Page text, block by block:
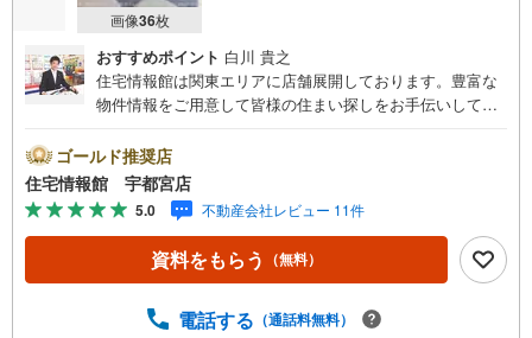
画像36枚
おすすめポイント 白川 貴之
住宅情報館は関東エリアに店舗展開しております。豊富な
物件情報をご用意して皆様の住まい探しをお手伝いしてお
さい。【営業時間 10:00～19:00 火曜・水曜（祝日の場
合は営業いたします）】「資料請求」「内覧」のお問い合
わせは上記時間内ですとスムーズにご対応が可能です。ス
タッフ一同お客様のお問合せをお待ちしております。【住
宅ローン相談会】開催中無理のない住宅ローンの試算やご
購入の際にかかる諸費用の概算も行っております。しっか
気軽にご相談ください。お客様第一主義をモット-にお引越
ゴールド推奨店
住宅情報館 宇都宮店
5.0 不動産会社レビュー 11件
資料をもらう （無料）
電話する （通話料無料）